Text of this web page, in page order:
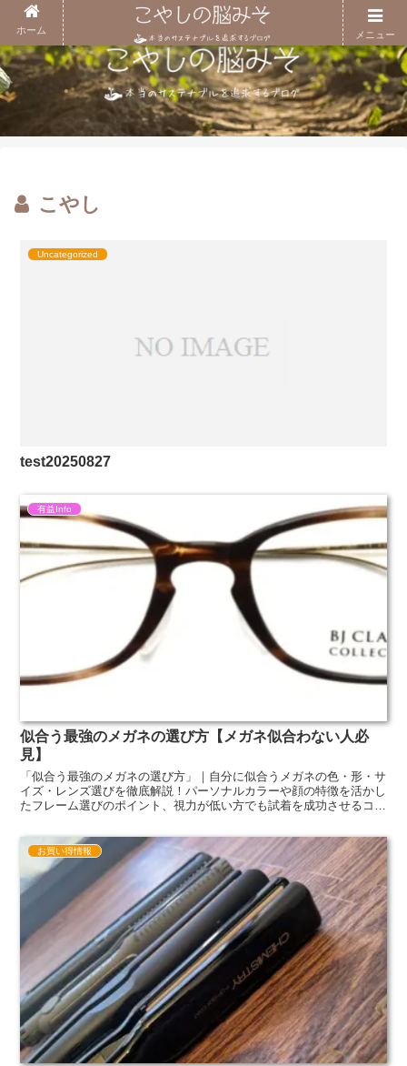
こやし
Uncategorized
test20250827
有益Info
似合う最強のメガネの選び方【メガネ似合わない人必
見】
「似合う最強のメガネの選び方」｜自分に似合うメガネの色・形・サ
イズ・レンズ選びを徹底解説！パーソナルカラーや顔の特徴を活かし
たフレーム選びのポイント、視力が低い方でも試着を成功させるコツ
お買い得情報
ホーム メニュー